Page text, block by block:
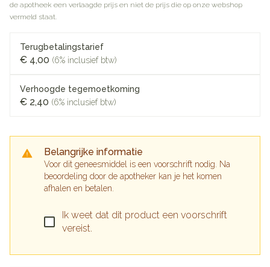
de apotheek een verlaagde prijs en niet de prijs die op onze webshop
vermeld staat.
Terugbetalingstarief
€ 4,00 (6% inclusief btw)
Verhoogde tegemoetkoming
€ 2,40 (6% inclusief btw)
Belangrijke informatie
Voor dit geneesmiddel is een voorschrift nodig. Na
beoordeling door de apotheker kan je het komen
afhalen en betalen.
Ik weet dat dit product een voorschrift
vereist.